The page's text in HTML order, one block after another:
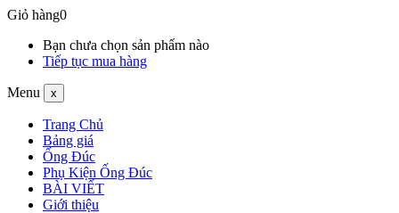
Giỏ hàng0
Bạn chưa chọn sản phẩm nào
Tiếp tục mua hàng
Menu x
Trang Chủ
Bảng giá
Ống Đúc
Phụ Kiện Ống Đúc
BÀI VIẾT
Giới thiệu